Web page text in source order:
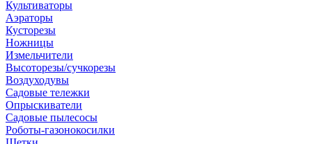
Культиваторы
Аэраторы
Кусторезы
Ножницы
Измельчители
Высоторезы/сучкорезы
Воздуходувы
Садовые тележки
Опрыскиватели
Садовые пылесосы
Роботы-газонокосилки